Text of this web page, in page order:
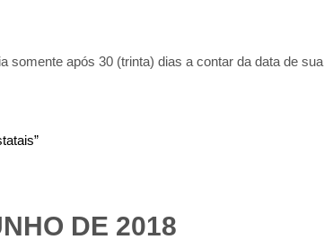
somente após 30 (trinta) dias a contar da data de sua
DE 2018